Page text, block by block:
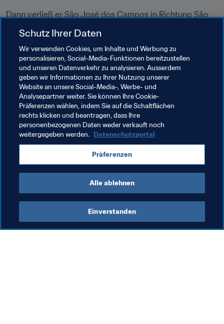
Dann verließ er São José dos Campos in Richtung São
gleichnamigen Klubs aufgenommen wurde. Mit der
Aufwandsentschädigung, die er dort bekam, bestritt er
praktisch den Unterhalt der ganzen Familie.
Nach vier Jahren spielte er schon in den Jugend-
Nationalmannschaften und hatte den Sprung in den
Profifussball geschafft. Die finanzielle Lage entspannte
sich. "Bei meinem WM-Debüt lief ein kleiner Film in
meinem Kopf ab, weil sich ein Traum erfüllt hat.
Gleichzeitig habe ich aber noch ein anderes Ziel im
Hinterkopf, das Bestandteil dieses Traums ist. Ich
möchte [die WM] gewinnen", so der Mittelfeldspieler, der
ein großes Ganzes im Gleichgewicht hält.
Schutz Ihrer Daten
Wir verwenden Cookies, um Inhalte und Werbung zu
personalisieren, Social-Media-Funktionen bereitzustellen
und unseren Datenverkehr zu analysieren. Ausserdem
geben wir Informationen zu Ihrer Nutzung unserer
Website an unsere Social-Media-, Werbe- und
Analysepartner weiter. Sie können Ihre Cookie-
Präferenzen wählen, indem Sie auf die Schaltflächen
rechts klicken und beantragen, dass Ihre
personenbezogenen Daten weder verkauft noch
weitergegeben werden. Datenschutzportal
Präferenzen
Alle ablehnen
Einverstanden